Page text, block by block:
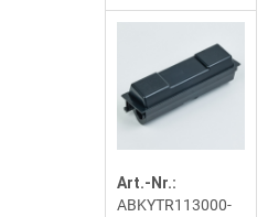
Art.-Nr.:
ABKYTR113000-